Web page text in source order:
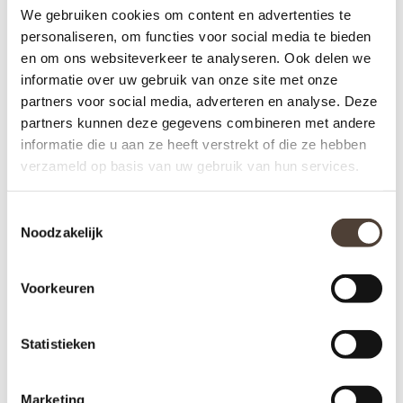
We gebruiken cookies om content en advertenties te
personaliseren, om functies voor social media te bieden
en om ons websiteverkeer te analyseren. Ook delen we
informatie over uw gebruik van onze site met onze
partners voor social media, adverteren en analyse. Deze
partners kunnen deze gegevens combineren met andere
informatie die u aan ze heeft verstrekt of die ze hebben
verzameld op basis van uw gebruik van hun services.
Noodzakelijk
Voorkeuren
Statistieken
Marketing
HUISPARFUM - COZY
MUSC
€16,95
GEURBRANDER -
CANNELO GRISE